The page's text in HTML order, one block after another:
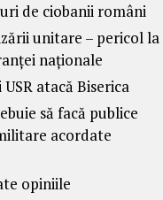
de ciobanii români
unitare – pericol la
naționale
atacă Biserica
să facă publice
acordate
opiniile